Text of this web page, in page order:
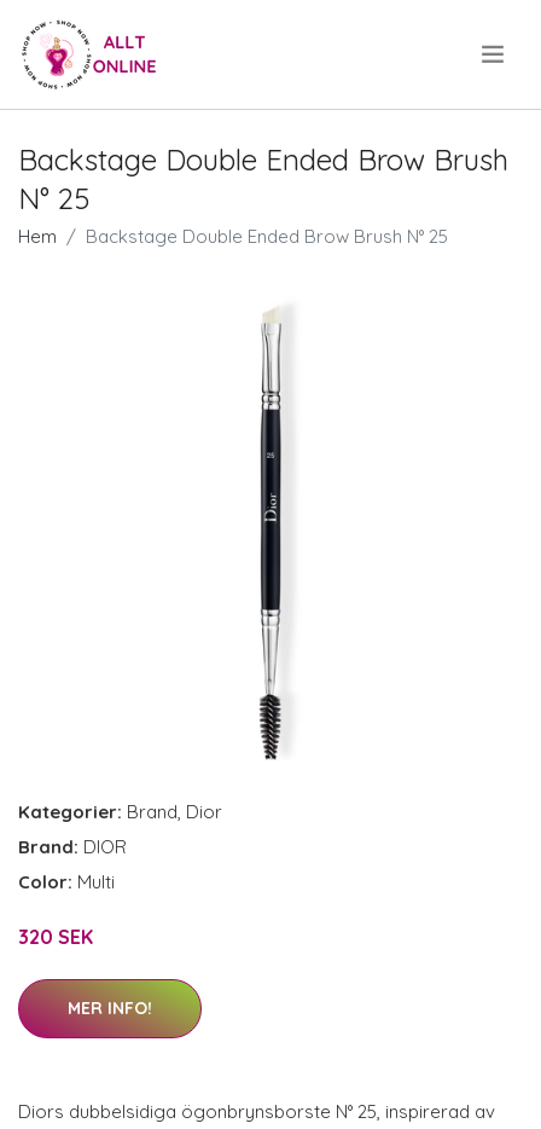
Backstage Double Ended Brow Brush
N° 25
Hem Backstage Double Ended Brow Brush N° 25
Kategorier: Brand, Dior
Brand: DIOR
Color: Multi
320 SEK
MER INFO!
Diors dubbelsidiga ögonbrynsborste N° 25, inspirerad av